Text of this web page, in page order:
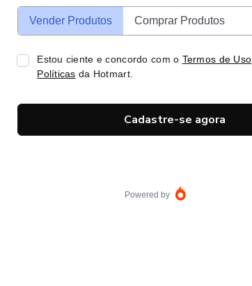
Vender Produtos Comprar Produtos
Estou ciente e concordo com o Termos de Uso
Políticas da Hotmart.
Cadastre-se agora
Powered by